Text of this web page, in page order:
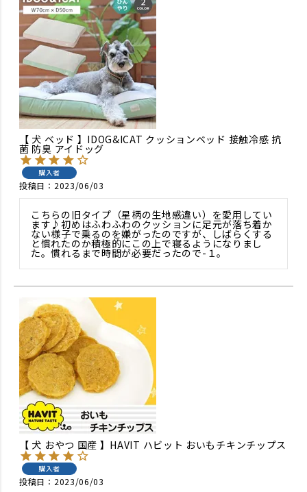
【 犬 ベッド 】IDOG&ICAT クッションベッド 接触冷感 抗
菌 防臭 アイドッグ
購入者
投稿日 2023/06/03
こちらの旧タイプ（星柄の生地感違い）を愛用してい
ます♪初めはふわふわのクッションに足元が落ち着か
ない様子で乗るのを嫌がったのですが、しばらくする
と慣れたのか積極的にこの上で寝るようになりまし
た。慣れるまで時間が必要だったので-１。
【 犬 おやつ 国産 】HAVIT ハビット おいもチキンチップス
購入者
投稿日 2023/06/03